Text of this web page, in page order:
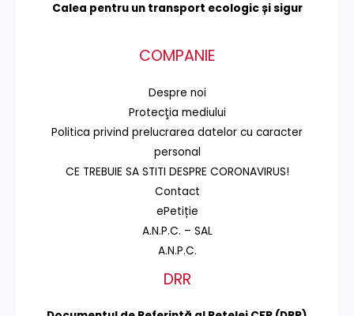
Calea pentru un transport ecologic și sigur
COMPANIE
Despre noi
Protecţia mediului
Politica privind prelucrarea datelor cu caracter
personal
CE TREBUIE SA STITI DESPRE CORONAVIRUS!
Contact
ePetiție
A.N.P.C. – SAL
A.N.P.C.
DRR